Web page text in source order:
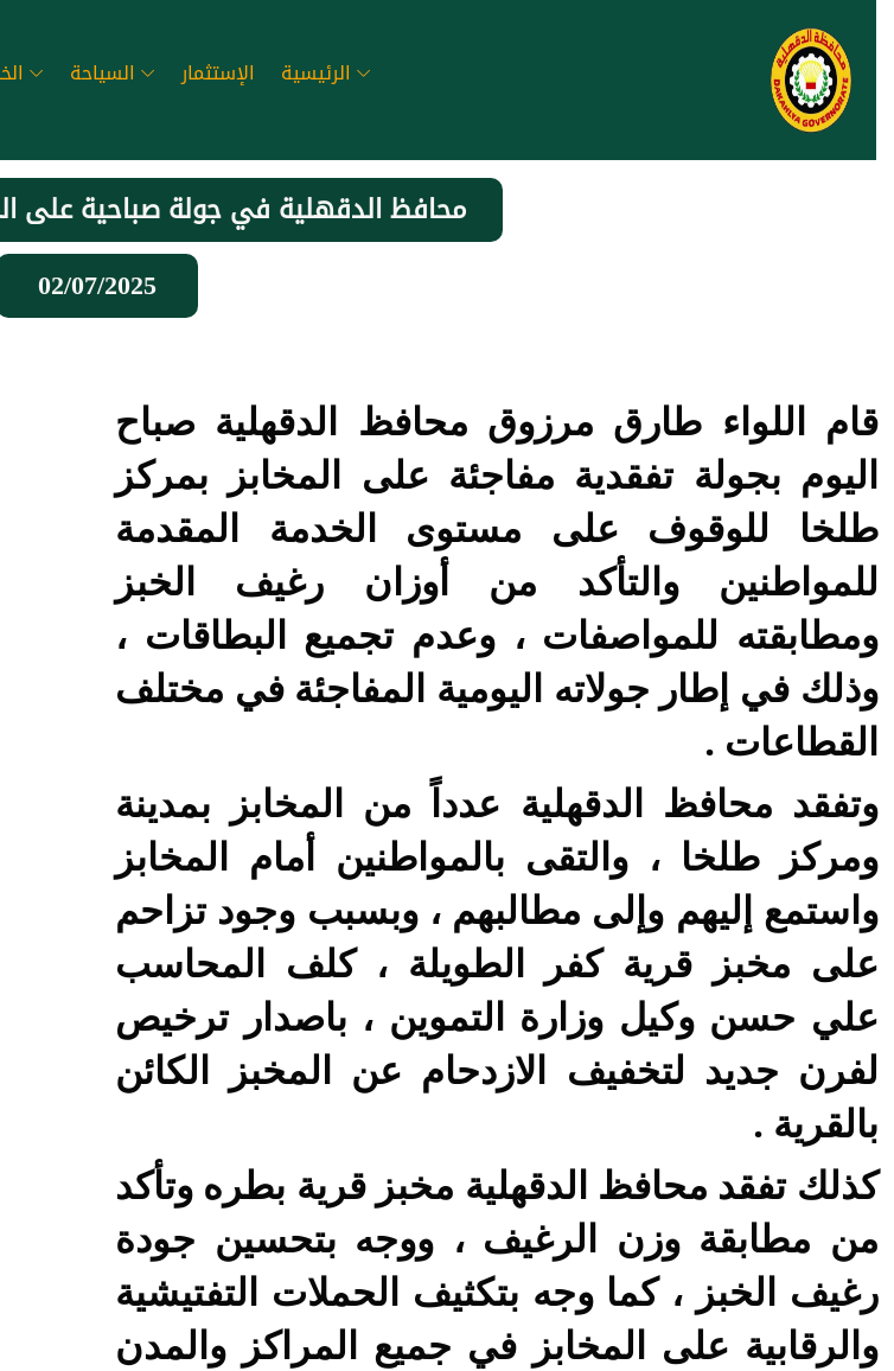
السياحة الإستثمار الرئيسية
محافظ الدقهلية في جولة صباحية على
02/07/2025
قام اللواء طارق مرزوق محافظ الدقهلية صباح
اليوم بجولة تفقدية مفاجئة على المخابز بمركز
طلخا للوقوف على مستوى الخدمة المقدمة
للمواطنين والتأكد من أوزان رغيف الخبز
ومطابقته للمواصفات ، وعدم تجميع البطاقات ،
وذلك في إطار جولاته اليومية المفاجئة في مختلف
القطاعات .
وتفقد محافظ الدقهلية عدداً من المخابز بمدينة
ومركز طلخا ، والتقى بالمواطنين أمام المخابز
واستمع إليهم وإلى مطالبهم ، وبسبب وجود تزاحم
على مخبز قرية كفر الطويلة ، كلف المحاسب
علي حسن وكيل وزارة التموين ، باصدار ترخيص
لفرن جديد لتخفيف الازدحام عن المخبز الكائن
بالقرية .
كذلك تفقد محافظ الدقهلية مخبز قرية بطره وتأكد
من مطابقة وزن الرغيف ، ووجه بتحسين جودة
رغيف الخبز ، كما وجه بتكثيف الحملات التفتيشية
والرقابية على المخابز في جميع المراكز والمدن